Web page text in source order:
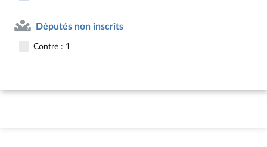
Députés non inscrits
Contre : 1